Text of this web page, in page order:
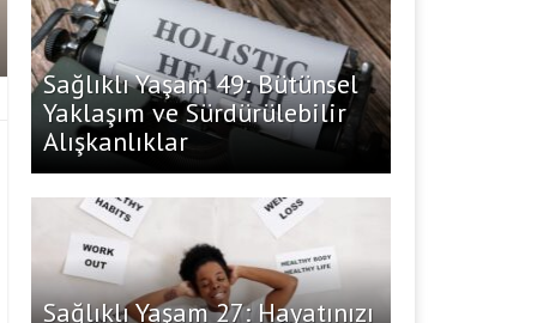
Sağlıklı Yaşam 49: Bütünsel
Yaklaşım ve Sürdürülebilir
Alışkanlıklar
Sağlıklı Yaşam 27: Hayatınızı